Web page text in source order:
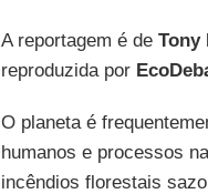
A reportagem é de Tony
reproduzida por
O planeta é
humanos e processos
incêndios florestais